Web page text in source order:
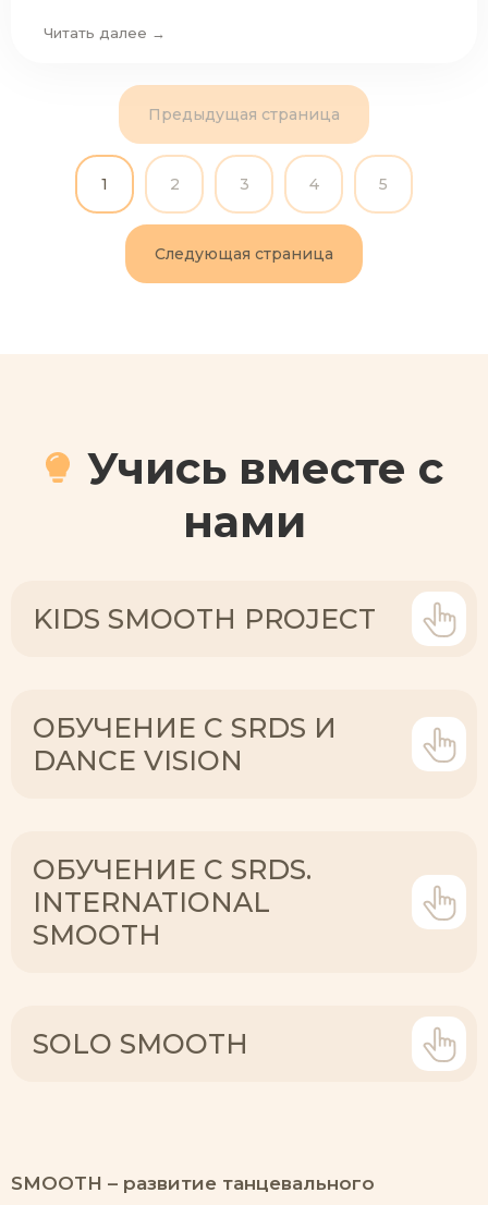
Читать далее →
Предыдущая страница
1 2 3 4 5
Следующая страница
Учись вместе с
нами
KIDS SMOOTH PROJECT
OБУЧЕНИЕ С SRDS И
DANCE VISION
ОБУЧЕНИЕ С SRDS.
INTERNATIONAL
SMOOTH
SOLO SMOOTH
SMOOTH – развитие танцевального